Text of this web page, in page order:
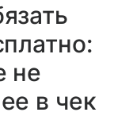
не
в чек